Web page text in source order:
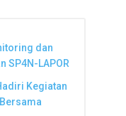
dan
SP4N-LAPOR
Kegiatan